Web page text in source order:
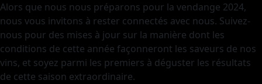
Alors que nous nous préparons pour la vendange 2024,
nous vous invitons à rester connectés avec nous. Suivez-
nous pour des mises à jour sur la manière dont les
conditions de cette année façonneront les saveurs de nos
vins, et soyez parmi les premiers à déguster les résultats
de cette saison extraordinaire.